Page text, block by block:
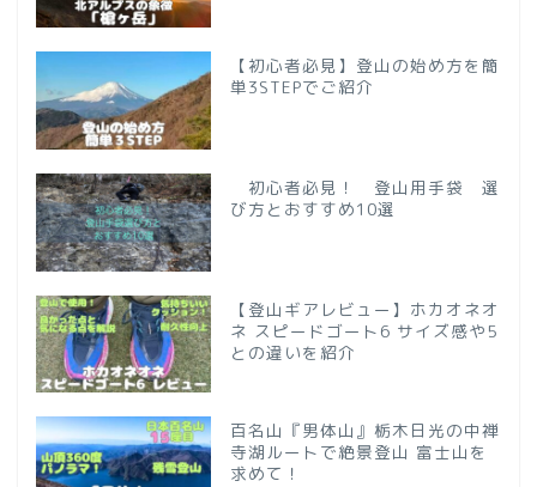
【初心者必見】登山の始め方を簡
単3STEPでご紹介
初心者必見！ 登山用手袋 選
び方とおすすめ10選
【登山ギアレビュー】ホカオネオ
ネ スピードゴート6 サイズ感や5
との違いを紹介
百名山『男体山』栃木日光の中禅
寺湖ルートで絶景登山 富士山を
求めて！